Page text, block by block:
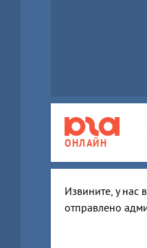
ОНЛАЙН
Извините, у нас
отправлено